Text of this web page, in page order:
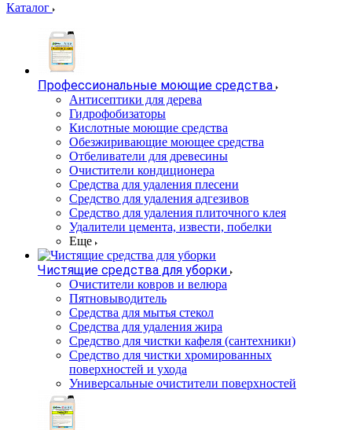
Каталог
Профессиональные моющие средства
Антисептики для дерева
Гидрофобизаторы
Кислотные моющие средства
Обезжиривающие моющее средства
Отбеливатели для древесины
Очистители кондиционера
Средства для удаления плесени
Средство для удаления адгезивов
Средство для удаления плиточного клея
Удалители цемента, извести, побелки
Еще
Чистящие средства для уборки
Очистители ковров и велюра
Пятновыводитель
Средства для мытья стекол
Средства для удаления жира
Средство для чистки кафеля (сантехники)
Средство для чистки хромированных
поверхностей и ухода
Универсальные очистители поверхностей